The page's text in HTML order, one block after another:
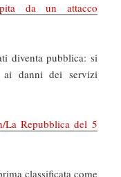
da un attacco
diventa pubblica: si
ai danni dei servizi
La Repubblica del 5
classificata come